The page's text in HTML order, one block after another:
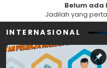
Belum
Jadilah yang
INTERNASIONAL